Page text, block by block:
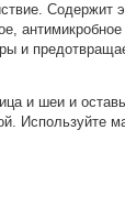
Содержит
антимикробное
и
и шеи и
Используйте